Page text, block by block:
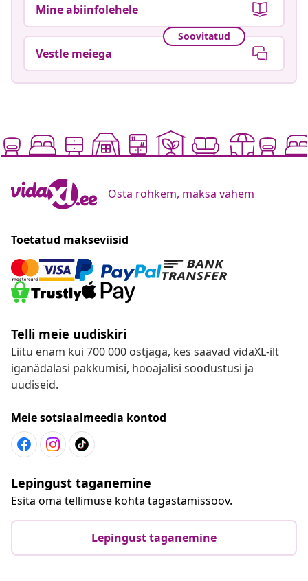
Mine abiinfolehele
Soovitatud
Vestle meiega
Osta rohkem, maksa vähem
Toetatud makseviisid
Telli meie uudiskiri
Liitu enam kui 700 000 ostjaga, kes saavad vidaXL-ilt
iganädalasi pakkumisi, hooajalisi soodustusi ja
uudiseid.
Meie sotsiaalmeedia kontod
Lepingust taganemine
Esita oma tellimuse kohta tagastamissoov.
Lepingust taganemine